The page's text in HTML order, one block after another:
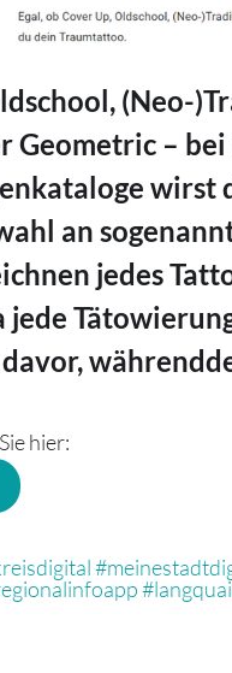
(Neo-
Geometric –
wirst
an
jedes
jede
hier: